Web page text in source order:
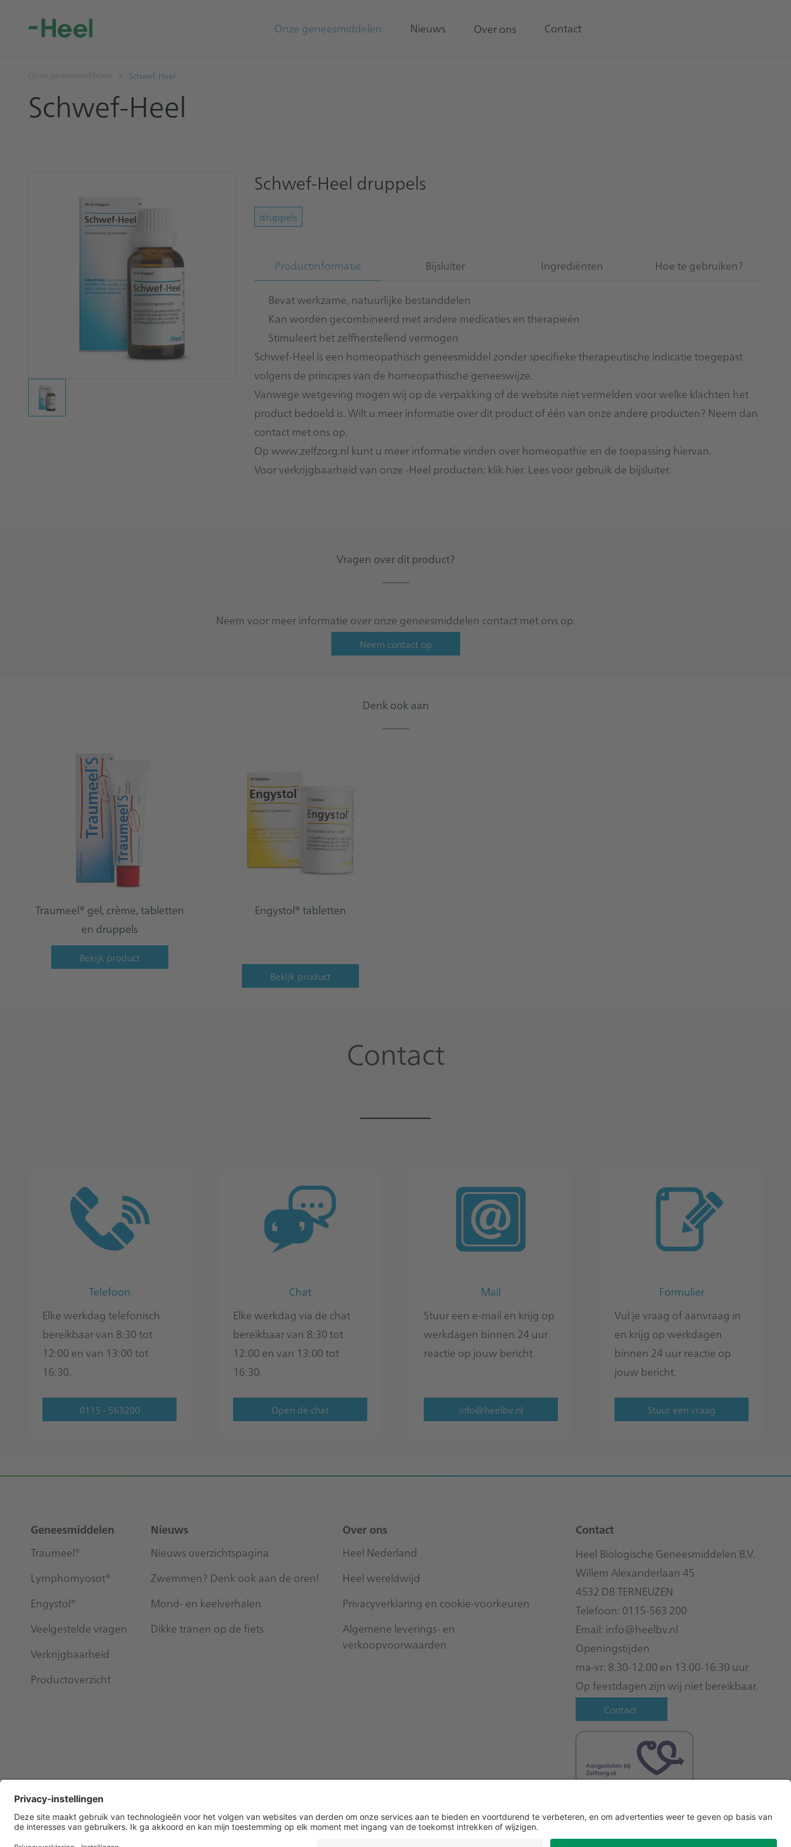
Onze geneesmiddelen Nieuws Over ons Contact
Onze geneesmiddelen Schwef-Heel
Schwef-Heel
Schwef-Heel druppels
druppels
Productinformatie Bijsluiter Ingrediënten Hoe te gebruiken?
Bevat werkzame, natuurlijke bestanddelen
Kan worden gecombineerd met andere medicaties en therapieën
Stimuleert het zelfherstellend vermogen
Schwef-Heel is een homeopathisch geneesmiddel zonder specifieke therapeutische indicatie toegepast
volgens de principes van de homeopathische geneeswijze.
Vanwege wetgeving mogen wij op de verpakking of de website niet vermelden voor welke klachten het
product bedoeld is. Wilt u meer informatie over dit product of één van onze andere producten? Neem dan
contact met ons op.
Op www.zelfzorg.nl kunt u meer informatie vinden over homeopathie en de toepassing hiervan.
Voor verkrijgbaarheid van onze -Heel producten: klik hier. Lees voor gebruik de bijsluiter.
Vragen over dit product?
Neem voor meer informatie over onze geneesmiddelen contact met ons op.
Neem contact op
Denk ook aan
Traumeel® gel, crème, tabletten
en druppels
Bekijk product
Engystol® tabletten
Bekijk product
Contact
Telefoon
Elke werkdag telefonisch
bereikbaar van 8:30 tot
12:00 en van 13:00 tot
16:30.
0115 - 563200
Chat
Elke werkdag via de chat
bereikbaar van 8:30 tot
12:00 en van 13:00 tot
16:30.
Open de chat
Mail
Stuur een e-mail en krijg op
werkdagen binnen 24 uur
reactie op jouw bericht.
info@heelbv.nl
Formulier
Vul je vraag of aanvraag in
en krijg op werkdagen
binnen 24 uur reactie op
jouw bericht.
Stuur een vraag
Geneesmiddelen
Traumeel®
Lymphomyosot®
Engystol®
Veelgestelde vragen
Verkrijgbaarheid
Productoverzicht
Nieuws
Nieuws overzichtspagina
Zwemmen? Denk ook aan de oren!
Mond- en keelverhalen
Dikke tranen op de fiets
Over ons
Heel Nederland
Heel wereldwijd
Privacyverklaring en cookie-voorkeuren
Algemene leverings- en
verkoopvoorwaarden
Contact
Heel Biologische Geneesmiddelen B.V.
Willem Alexanderlaan 45
4532 DB TERNEUZEN
Telefoon: 0115-563 200
Email: info@heelbv.nl
Openingstijden
ma-vr: 8.30-12.00 en 13.00-16.30 uur
Op feestdagen zijn wij niet bereikbaar.
Contact